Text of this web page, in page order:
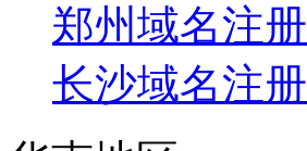
郑州域名注册
长沙域名注册